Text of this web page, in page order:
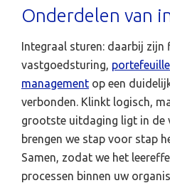
Onderdelen van
Integraal sturen: daarbij zijn
vastgoedsturing,
management op een
verbonden. Klinkt logisch,
grootste uitdaging ligt in de
brengen we stap voor stap
Samen, zodat we het
processen binnen uw